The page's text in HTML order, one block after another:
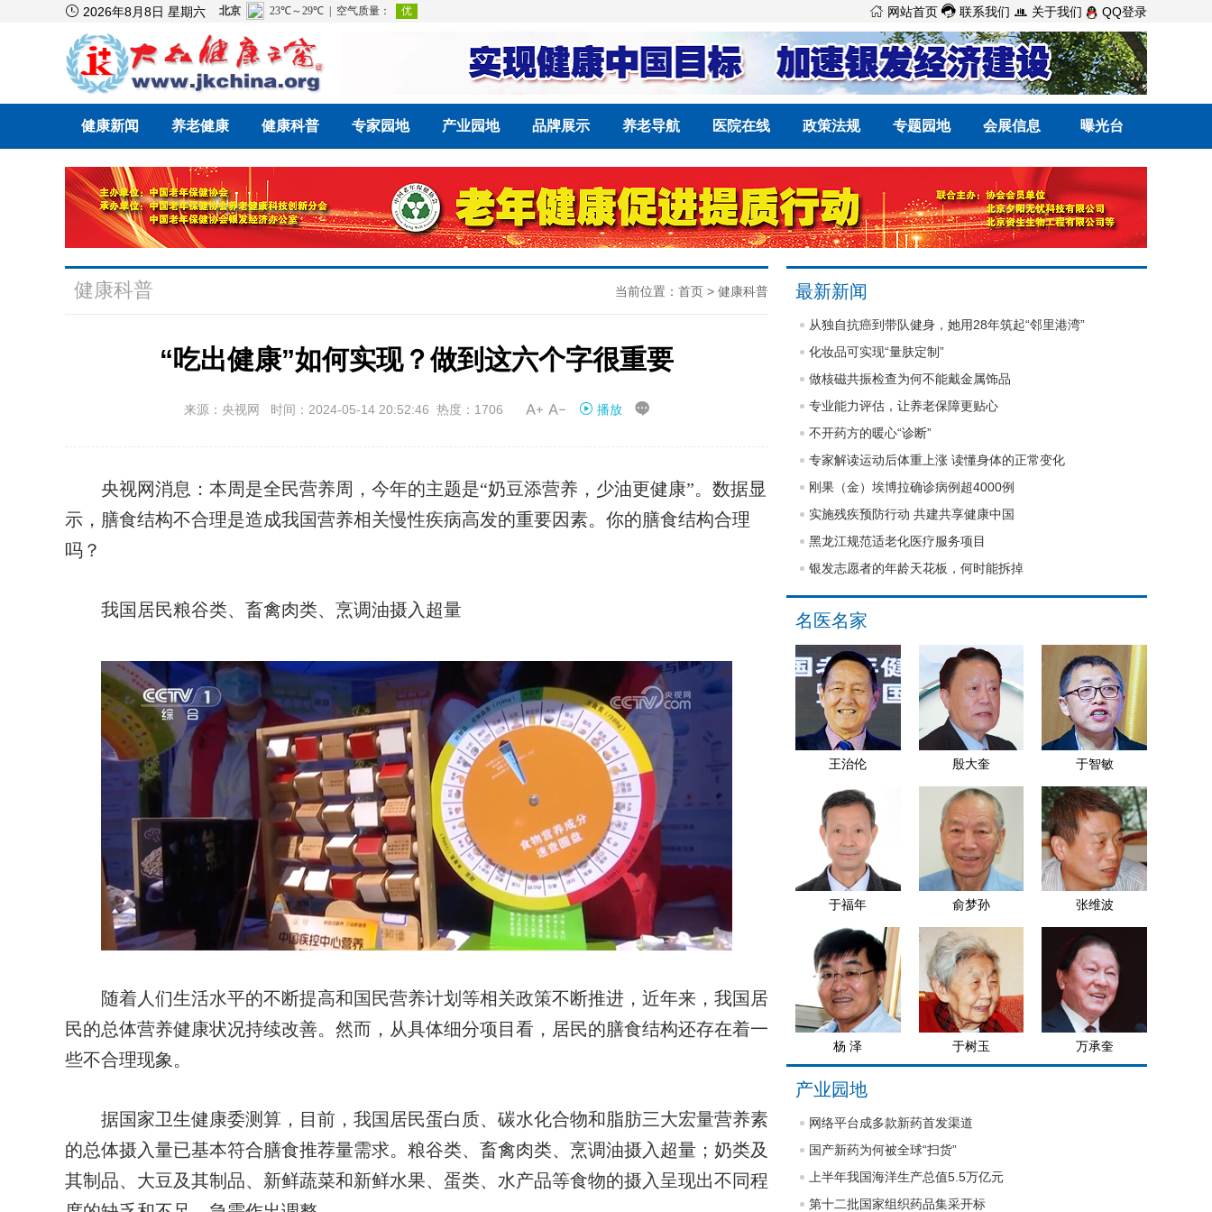
 2026年8月8日 星期六  网站首页  联系我们  关于我们 QQ登录
健康新闻 养老健康 健康科普 专家园地 产业园地 品牌展示 养老导航 医院在线 政策法规 专题园地 会展信息 曝光台
健康科普 当前位置： 首页 > 健康科普
“吃出健康”如何实现？做到这六个字很重要
来源：央视网 时间：2024-05-14 20:52:46 热度：1706  播放 
央视网消息：本周是全民营养周，今年的主题是“奶豆添营养，少油更健康”。数据显
示，膳食结构不合理是造成我国营养相关慢性疾病高发的重要因素。你的膳食结构合理
吗？
我国居民粮谷类、畜禽肉类、烹调油摄入超量
随着人们生活水平的不断提高和国民营养计划等相关政策不断推进，近年来，我国居
民的总体营养健康状况持续改善。然而，从具体细分项目看，居民的膳食结构还存在着一
些不合理现象。
据国家卫生健康委测算，目前，我国居民蛋白质、碳水化合物和脂肪三大宏量营养素
的总体摄入量已基本符合膳食推荐量需求。粮谷类、畜禽肉类、烹调油摄入超量；奶类及
其制品、大豆及其制品、新鲜蔬菜和新鲜水果、蛋类、水产品等食物的摄入呈现出不同程
最新新闻
从独自抗癌到带队健身，她用28年筑起“邻里港湾”
化妆品可实现“量肤定制”
做核磁共振检查为何不能戴金属饰品
专业能力评估，让养老保障更贴心
不开药方的暖心“诊断”
专家解读运动后体重上涨 读懂身体的正常变化
刚果（金）埃博拉确诊病例超4000例
实施残疾预防行动 共建共享健康中国
黑龙江规范适老化医疗服务项目
银发志愿者的年龄天花板，何时能拆掉
名医名家
王治伦 殷大奎 于智敏
于福年 俞梦孙 张维波
杨 泽 于树玉 万承奎
产业园地
网络平台成多款新药首发渠道
国产新药为何被全球“扫货”
上半年我国海洋生产总值5.5万亿元
第十二批国家组织药品集采开标